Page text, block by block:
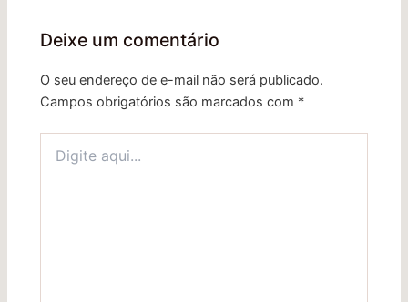
Deixe um comentário
O seu endereço de e-mail não será publicado.
Campos obrigatórios são marcados com *
aqui...